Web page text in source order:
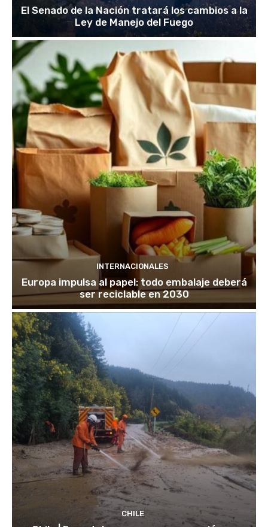
El Senado de la Nación tratará los cambios a la
Ley de Manejo del Fuego
INTERNACIONALES
Europa impulsa al papel: todo embalaje deberá
ser reciclable en 2030
CHILE